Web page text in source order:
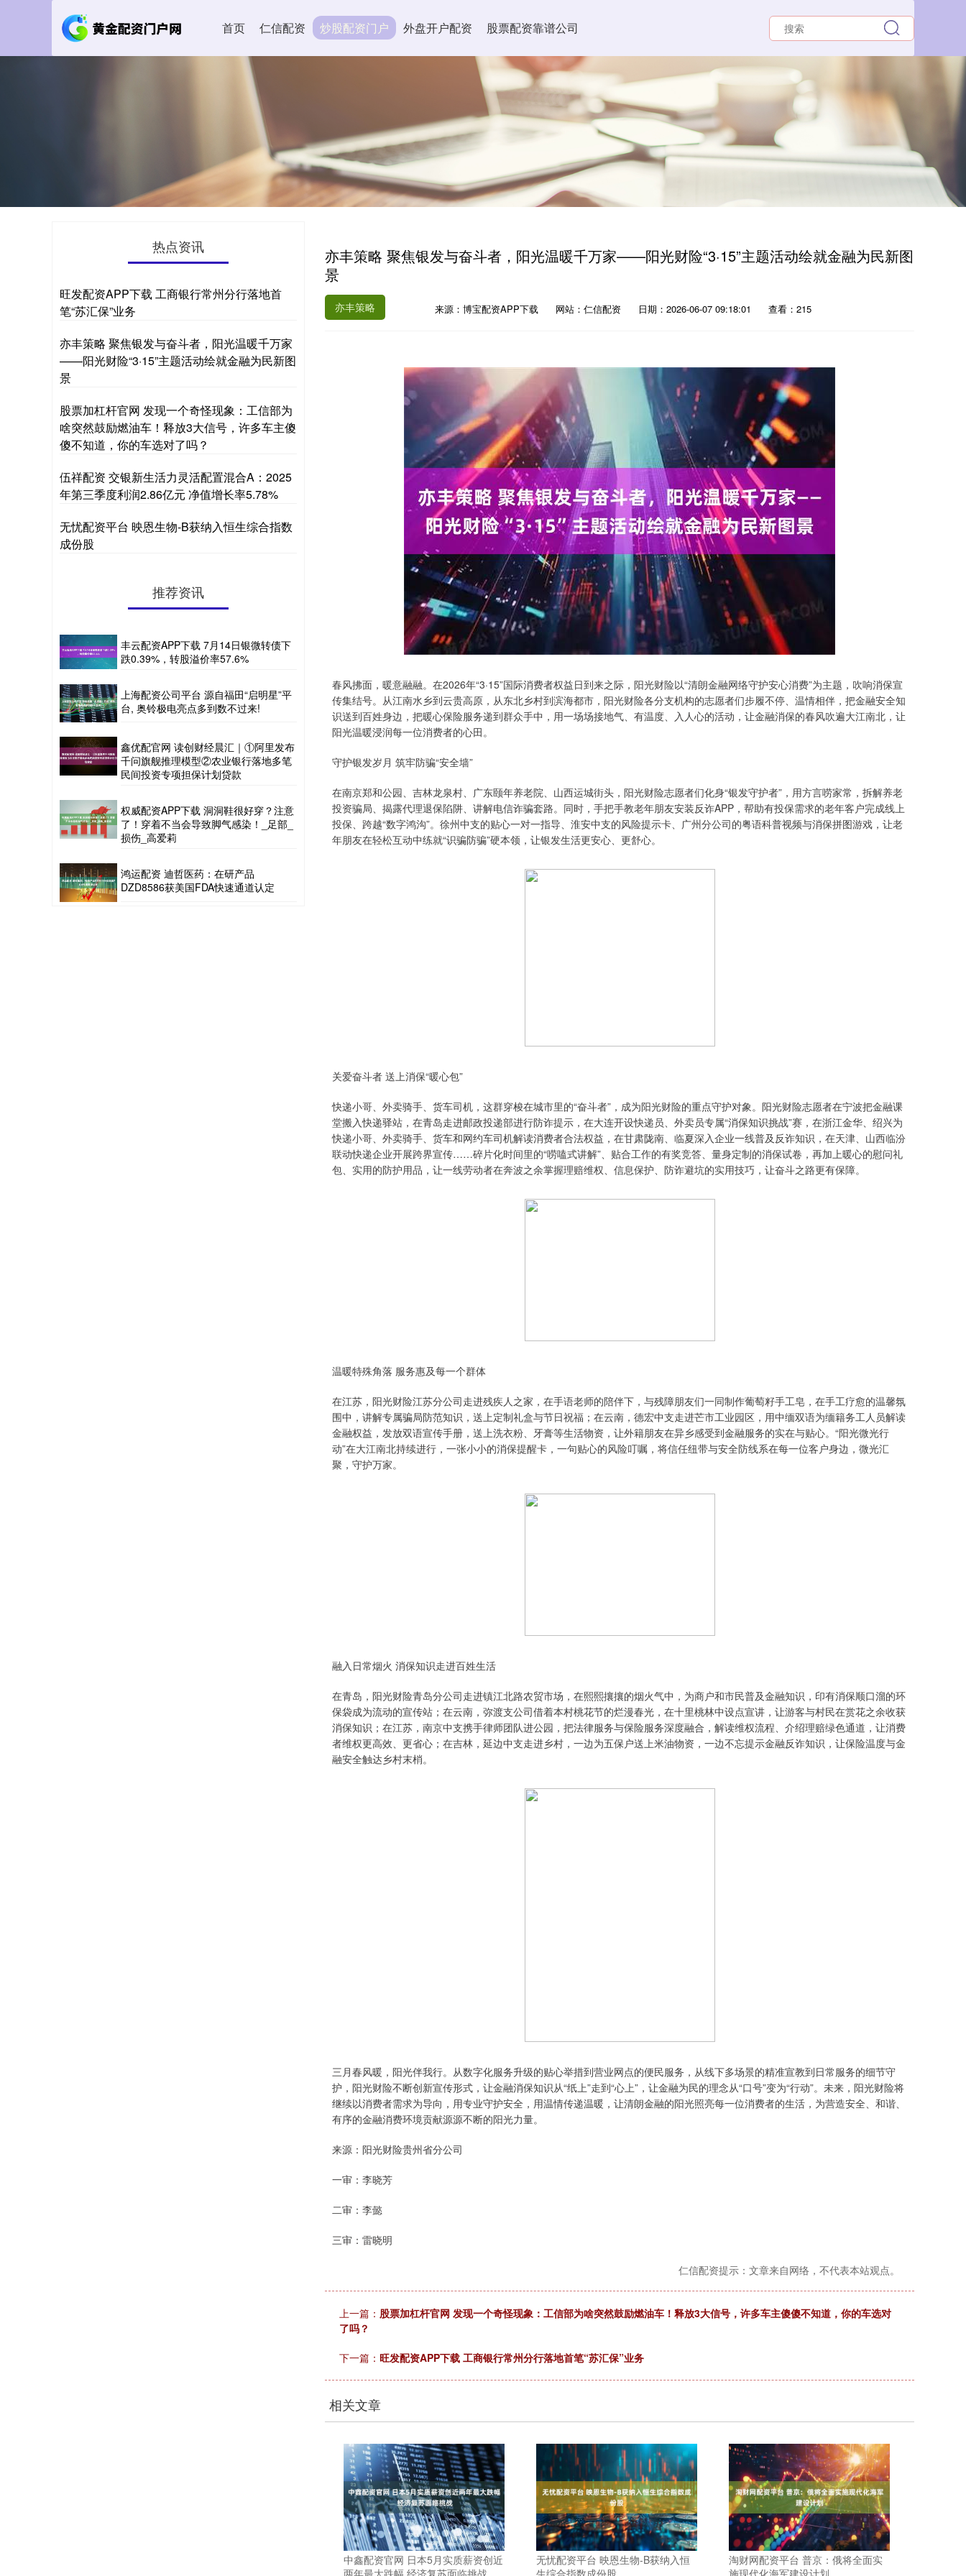
首页 仁信配资 炒股配资门户 外盘开户配资 股票配资靠谱公司
亦丰策略 聚焦银发与奋斗者，阳光温暖千万家——阳光财险“3·15”主题活动绘就金融为民新图
景
亦丰策略 来源：博宝配资APP下载 网站：仁信配资 日期：2026-06-07 09:18:01 查看：215
春风拂面，暖意融融。在2026年“3·15”国际消费者权益日到来之际，阳光财险以“清朗金融网络守护安心消费”为主题，吹响消保宣
传集结号。从江南水乡到云贵高原，从东北乡村到滨海都市，阳光财险各分支机构的志愿者们步履不停、温情相伴，把金融安全知
识送到百姓身边，把暖心保险服务递到群众手中，用一场场接地气、有温度、入人心的活动，让金融消保的春风吹遍大江南北，让
阳光温暖浸润每一位消费者的心田。
守护银发岁月 筑牢防骗“安全墙”
在南京郑和公园、吉林龙泉村、广东颐年养老院、山西运城街头，阳光财险志愿者们化身“银发守护者”，用方言唠家常，拆解养老
投资骗局、揭露代理退保陷阱、讲解电信诈骗套路。同时，手把手教老年朋友安装反诈APP，帮助有投保需求的老年客户完成线上
投保、跨越“数字鸿沟”。徐州中支的贴心一对一指导、淮安中支的风险提示卡、广州分公司的粤语科普视频与消保拼图游戏，让老
年朋友在轻松互动中练就“识骗防骗”硬本领，让银发生活更安心、更舒心。
关爱奋斗者 送上消保“暖心包”
快递小哥、外卖骑手、货车司机，这群穿梭在城市里的“奋斗者”，成为阳光财险的重点守护对象。阳光财险志愿者在宁波把金融课
堂搬入快递驿站，在青岛走进邮政投递部进行防诈提示，在大连开设快递员、外卖员专属“消保知识挑战”赛，在浙江金华、绍兴为
快递小哥、外卖骑手、货车和网约车司机解读消费者合法权益，在甘肃陇南、临夏深入企业一线普及反诈知识，在天津、山西临汾
联动快递企业开展跨界宣传……碎片化时间里的“唠嗑式讲解”、贴合工作的有奖竞答、量身定制的消保试卷，再加上暖心的慰问礼
包、实用的防护用品，让一线劳动者在奔波之余掌握理赔维权、信息保护、防诈避坑的实用技巧，让奋斗之路更有保障。
温暖特殊角落 服务惠及每一个群体
在江苏，阳光财险江苏分公司走进残疾人之家，在手语老师的陪伴下，与残障朋友们一同制作葡萄籽手工皂，在手工疗愈的温馨氛
围中，讲解专属骗局防范知识，送上定制礼盒与节日祝福；在云南，德宏中支走进芒市工业园区，用中缅双语为缅籍务工人员解读
金融权益，发放双语宣传手册，送上洗衣粉、牙膏等生活物资，让外籍朋友在异乡感受到金融服务的实在与贴心。“阳光微光行
动”在大江南北持续进行，一张小小的消保提醒卡，一句贴心的风险叮嘱，将信任纽带与安全防线系在每一位客户身边，微光汇
聚，守护万家。
融入日常烟火 消保知识走进百姓生活
在青岛，阳光财险青岛分公司走进镇江北路农贸市场，在熙熙攘攘的烟火气中，为商户和市民普及金融知识，印有消保顺口溜的环
保袋成为流动的宣传站；在云南，弥渡支公司借着本村桃花节的烂漫春光，在十里桃林中设点宣讲，让游客与村民在赏花之余收获
消保知识；在江苏，南京中支携手律师团队进公园，把法律服务与保险服务深度融合，解读维权流程、介绍理赔绿色通道，让消费
者维权更高效、更省心；在吉林，延边中支走进乡村，一边为五保户送上米油物资，一边不忘提示金融反诈知识，让保险温度与金
融安全触达乡村末梢。
三月春风暖，阳光伴我行。从数字化服务升级的贴心举措到营业网点的便民服务，从线下多场景的精准宣教到日常服务的细节守
护，阳光财险不断创新宣传形式，让金融消保知识从“纸上”走到“心上”，让金融为民的理念从“口号”变为“行动”。未来，阳光财险将
继续以消费者需求为导向，用专业守护安全，用温情传递温暖，让清朗金融的阳光照亮每一位消费者的生活，为营造安全、和谐、
有序的金融消费环境贡献源源不断的阳光力量。
来源：阳光财险贵州省分公司
一审：李晓芳
二审：李懿
三审：雷晓明
仁信配资提示：文章来自网络，不代表本站观点。
上一篇： 股票加杠杆官网 发现一个奇怪现象：工信部为啥突然鼓励燃油车！释放3大信号，许多车主傻傻不知道，你的车选对
了吗？
下一篇： 旺发配资APP下载 工商银行常州分行落地首笔“苏汇保”业务
相关文章
中鑫配资官网 日本5月实质薪资创近
无忧配资平台 映恩生物-B获纳入恒
淘财网配资平台 普京：俄将全面实
热点资讯
旺发配资APP下载 工商银行常州分行落地首
笔“苏汇保”业务
亦丰策略 聚焦银发与奋斗者，阳光温暖千万家
——阳光财险“3·15”主题活动绘就金融为民新图
景
股票加杠杆官网 发现一个奇怪现象：工信部为
啥突然鼓励燃油车！释放3大信号，许多车主傻
傻不知道，你的车选对了吗？
伍祥配资 交银新生活力灵活配置混合A：2025
年第三季度利润2.86亿元 净值增长率5.78%
无忧配资平台 映恩生物-B获纳入恒生综合指数
成份股
推荐资讯
丰云配资APP下载 7月14日银微转债下
跌0.39%，转股溢价率57.6%
上海配资公司平台 源自福田“启明星”平
台, 奥铃极电亮点多到数不过来!
鑫优配官网 读创财经晨汇｜①阿里发布
千问旗舰推理模型②农业银行落地多笔
民间投资专项担保计划贷款
权威配资APP下载 洞洞鞋很好穿？注意
了！穿着不当会导致脚气感染！_足部_
损伤_高爱莉
鸿运配资 迪哲医药：在研产品
DZD8586获美国FDA快速通道认定